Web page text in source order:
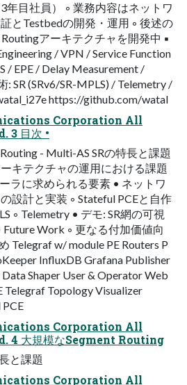
年⽬社員） ◦ 業務内容はネットワ
とTestbedの開発・運⽤ ◦ 後述の
アーキテクチャを開発中 ▪
/ VPN / Service Function
/ EPE / Delay Measurement /
: SR (SRv6/SR-MPLS) / Telemetry /
https://github.com/watal
Corporation All
3 ⽬次 •
- Multi-AS SRの特⻑と課題
キテクチャの運⽤における課題
ラに求められる要素 • ネットワ
設計と実装 ◦ Stateful PCEと⾃作
◦ Telemetry • デモ: SR網の可視
Work ◦ 更なる付加価値向
Telegraf w/ module PE Routers P
InfluxDB Grafana Publisher
Shaper User & Operator Web
Telegraf Topology Visualizer
Corporation All
4 ⼤規模なSegment Routing
と課題
Corporation All